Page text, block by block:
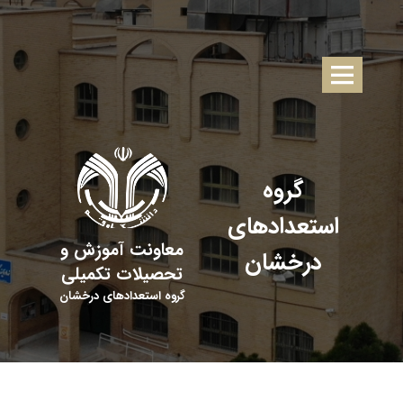
گروه
استعدادهای
درخشان
معاونت آموزش و
تحصیلات تکمیلی
گروه استعدادهای درخشان